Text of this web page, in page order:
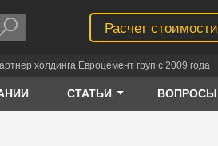
Расчет стоимости
холдинга Евроцемент груп с 2009 года
СТАТЬИ ВОПРОСЫ